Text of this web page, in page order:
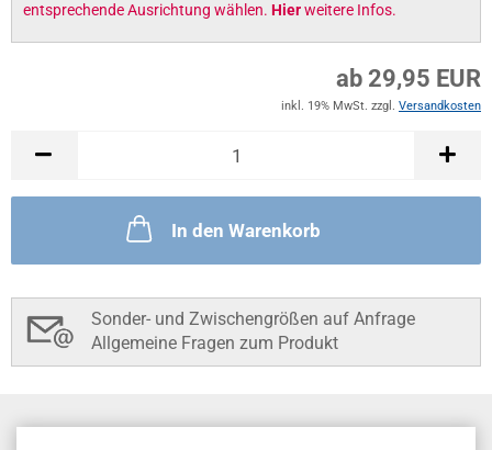
entsprechende Ausrichtung wählen. Hierweitere Infos.
ab 29,95 EUR
inkl. 19% MwSt. zzgl. Versandkosten
In den Warenkorb
Sonder- und Zwischengrößen auf Anfrage
Allgemeine Fragen zum Produkt